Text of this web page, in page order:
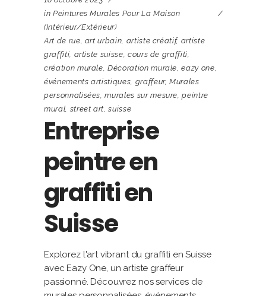
in Peintures Murales Pour La Maison
(intérieur/extérieur)
Art de rue art urbain artiste créatif, artiste
graffiti artiste suisse cours de graffiti
création murale ,Décoration murale ,eazy one
événements artistiques graffeur,Murales
personnalisées ,murales sur mesure ,peintre
mural street art ,suisse
Entreprise
peintre en
graffiti en
Suisse
Explorez l'art vibrant du graffiti en Suisse
avec Eazy One, un artiste graffeur
passionné. Découvrez nos services de